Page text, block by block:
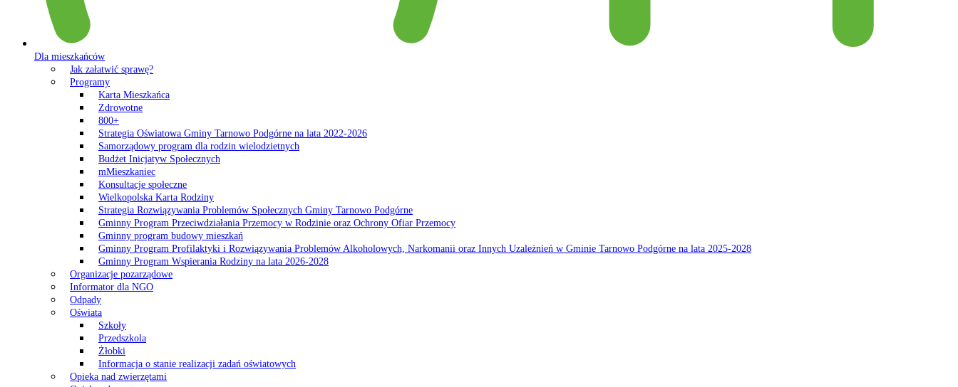
Dla mieszkańców
Jak załatwić sprawę?
Programy
Karta Mieszkańca
Zdrowotne
800+
Strategia Oświatowa Gminy Tarnowo Podgórne na lata 2022-2026
Samorządowy program dla rodzin wielodzietnych
Budżet Inicjatyw Społecznych
mMieszkaniec
Konsultacje społeczne
Wielkopolska Karta Rodziny
Strategia Rozwiązywania Problemów Społecznych Gminy Tarnowo Podgórne
Gminny Program Przeciwdziałania Przemocy w Rodzinie oraz Ochrony Ofiar Przemocy
Gminny program budowy mieszkań
Gminny Program Profilaktyki i Rozwiązywania Problemów Alkoholowych, Narkomanii oraz Innych Uzależnień w Gminie Tarnowo Podgórne na lata 2025-2028
Gminny Program Wspierania Rodziny na lata 2026-2028
Organizacje pozarządowe
Informator dla NGO
Odpady
Oświata
Szkoły
Przedszkola
Żłobki
Informacja o stanie realizacji zadań oświatowych
Opieka nad zwierzętami